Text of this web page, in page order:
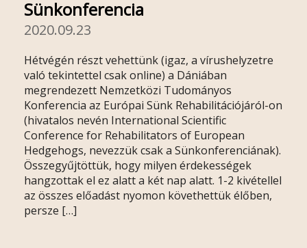
Sünkonferencia
2020.09.23
Hétvégén részt vehettünk (igaz, a vírushelyzetre
való tekintettel csak online) a Dániában
megrendezett Nemzetközi Tudományos
Konferencia az Európai Sünk Rehabilitációjáról-on
(hivatalos nevén International Scientific
Conference for Rehabilitators of European
Hedgehogs, nevezzük csak a Sünkonferenciának).
Összegyűjtöttük, hogy milyen érdekességek
hangzottak el ez alatt a két nap alatt. 1-2 kivétellel
az összes előadást nyomon követhettük élőben,
persze […]